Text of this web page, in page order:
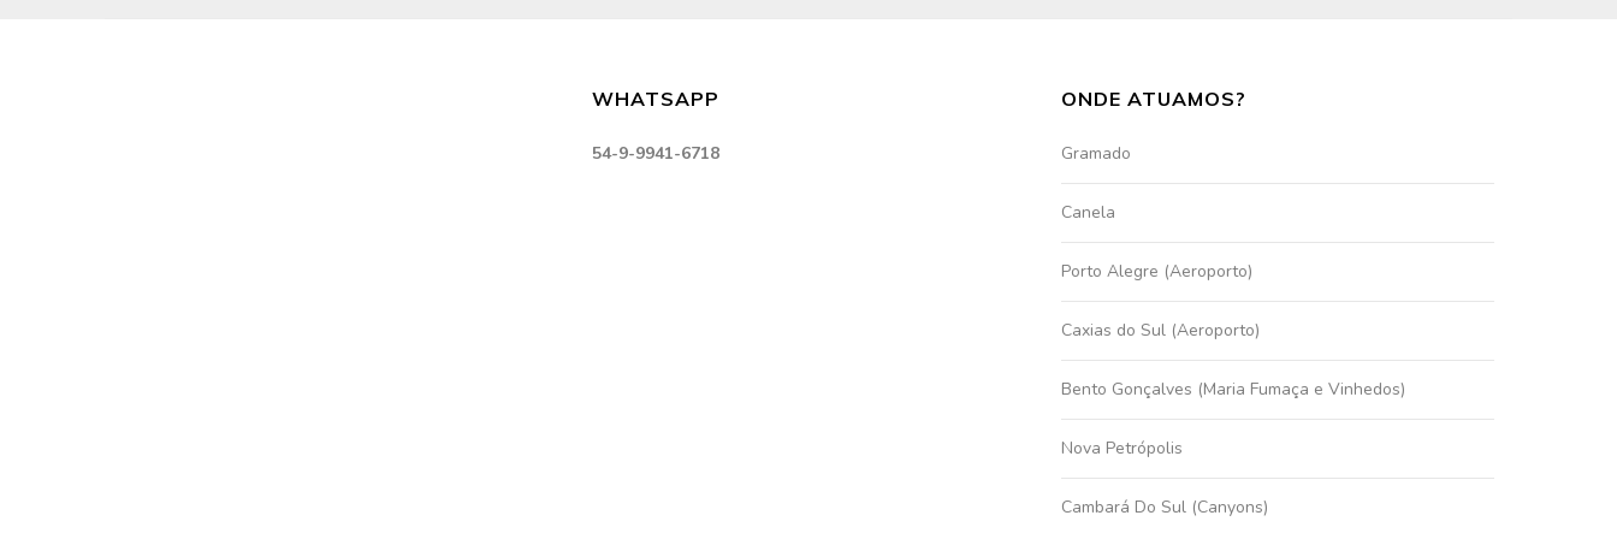
WHATSAPP
54-9-9941-6718
ONDE ATUAMOS?
Gramado
Canela
Porto Alegre (Aeroporto)
Caxias do Sul (Aeroporto)
Bento Gonçalves (Maria Fumaça e Vinhedos)
Nova Petrópolis
Cambará Do Sul (Canyons)